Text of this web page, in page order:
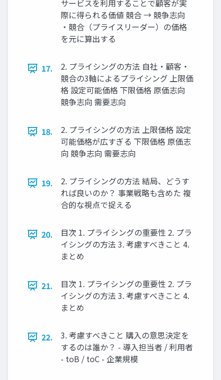
サービスを利用することで顧客が実
際に得られる価値 競合 → 競争志向
・競合（プライスリーダー）の価格
を元に算出する
17.
2. プライシングの方法 自社・顧客・
競合の3軸によるプライシング 上限価
格 設定可能価格 下限価格 原価志向
競争志向 需要志向
18.
2. プライシングの方法 上限価格 設定
可能価格が広すぎる 下限価格 原価志
向 競争志向 需要志向
19.
2. プライシングの方法 結局、どうす
れば良いのか？ 事業戦略も含めた 複
合的な視点で捉える
20.
目次 1. プライシングの重要性 2. プラ
イシングの方法 3. 考慮すべきこと 4.
まとめ
21.
目次 1. プライシングの重要性 2. プラ
イシングの方法 3. 考慮すべきこと 4.
まとめ
22.
3. 考慮すべきこと 購入の意思決定を
するのは誰か？ - 導入担当者 / 利用者
- toB / toC - 企業規模